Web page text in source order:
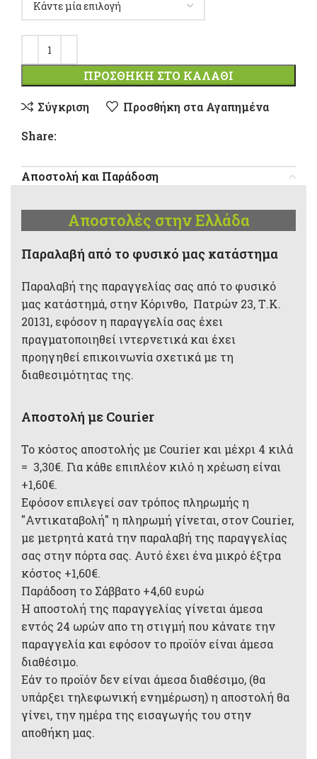
ΠΡΟΣΘΉΚΗ ΣΤΟ ΚΑΛΆΘΙ
Σύγκριση
Προσθήκη στα Αγαπημένα
Share:
Αποστολή και Παράδοση
Αποστολές στην Ελλάδα
Παραλαβή από το φυσικό μας κατάστημα
Παραλαβή της παραγγελίας σας από το φυσικό
μας κατάστημά, στην Κόρινθο, Πατρών 23, Τ.Κ.
20131, εφόσον η παραγγελία σας έχει
πραγματοποιηθεί ιντερνετικά και έχει
προηγηθεί επικοινωνία σχετικά με τη
διαθεσιμότητας της.
Αποστολή με Courier
Το κόστος αποστολής με Courier και μέχρι 4 κιλά
= 3,30€. Για κάθε επιπλέον κιλό η χρέωση είναι
+1,60€.
Εφόσον επιλεγεί σαν τρόπος πληρωμής η
"Αντικαταβολή" η πληρωμή γίνεται, στον Courier,
με μετρητά κατά την παραλαβή της παραγγελίας
σας στην πόρτα σας. Αυτό έχει ένα μικρό έξτρα
κόστος +1,60€.
Παράδοση το Σάββατο +4,60 ευρώ
Η αποστολή της παραγγελίας γίνεται άμεσα
εντός 24 ωρών απο τη στιγμή που κάνατε την
παραγγελία και εφόσον το προϊόν είναι άμεσα
διαθέσιμο.
Εάν το προϊόν δεν είναι άμεσα διαθέσιμο, (θα
υπάρξει τηλεφωνική ενημέρωση) η αποστολή θα
γίνει, την ημέρα της εισαγωγής του στην
αποθήκη μας.